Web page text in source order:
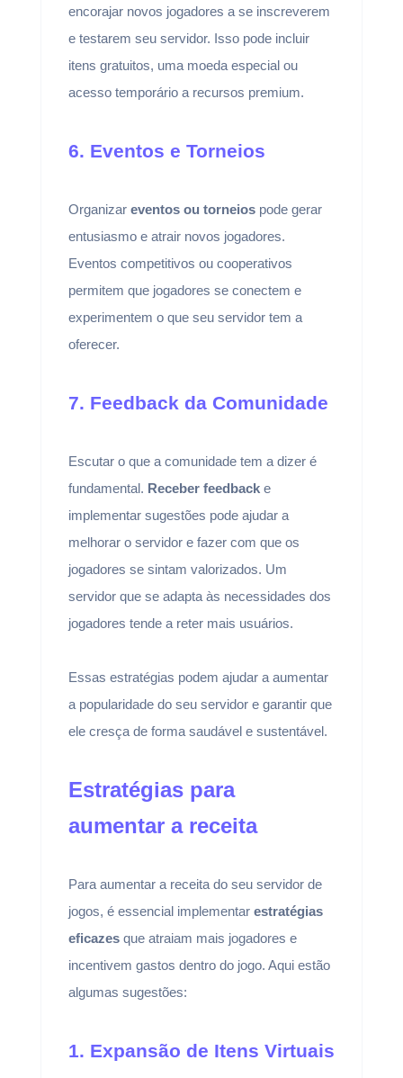
encorajar novos jogadores a se inscreverem
e testarem seu servidor. Isso pode incluir
itens gratuitos, uma moeda especial ou
acesso temporário a recursos premium.
6. Eventos e Torneios
Organizar eventos ou torneiospode gerar
entusiasmo e atrair novos jogadores.
Eventos competitivos ou cooperativos
permitem que jogadores se conectem e
experimentem o que seu servidor tem a
oferecer.
7. Feedback da Comunidade
Escutar o que a comunidade tem a dizer é
fundamental. Receber feedbacke
implementar sugestões pode ajudar a
melhorar o servidor e fazer com que os
jogadores se sintam valorizados. Um
servidor que se adapta às necessidades dos
jogadores tende a reter mais usuários.
Essas estratégias podem ajudar a aumentar
a popularidade do seu servidor e garantir que
ele cresça de forma saudável e sustentável.
Estratégias para
aumentar a receita
Para aumentar a receita do seu servidor de
jogos, é essencial implementar estratégias
eficazesque atraiam mais jogadores e
incentivem gastos dentro do jogo. Aqui estão
algumas sugestões:
1. Expansão de Itens Virtuais